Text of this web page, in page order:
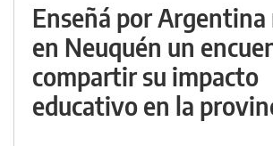
Enseñá por Argentina
en Neuquén un
compartir su impacto
educativo en la